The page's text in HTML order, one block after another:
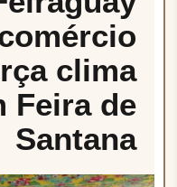
clima
Feira de
Santana